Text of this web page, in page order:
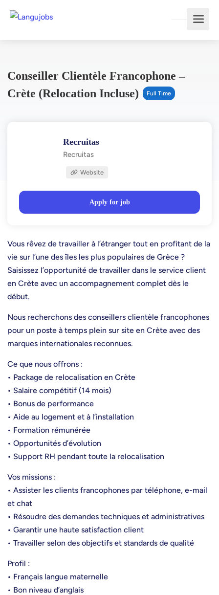
Conseiller Clientèle Francophone –
Crète (relocation Incluse)
Full Time
Recruitas
Recruitas
Website
Apply for job
Vous rêvez de travailler à l’étranger tout en profitant de la
vie sur l’une des îles les plus populaires de Grèce ?
Saisissez l’opportunité de travailler dans le service client
en Crète avec un accompagnement complet dès le
début.
Nous recherchons des conseillers clientèle francophones
pour un poste à temps plein sur site en Crète avec des
marques internationales reconnues.
Ce que nous offrons :
• Package de relocalisation en Crète
• Salaire compétitif (14 mois)
• Bonus de performance
• Aide au logement et à l’installation
• Formation rémunérée
• Opportunités d’évolution
• Support RH pendant toute la relocalisation
Vos missions :
• Assister les clients francophones par téléphone, e-mail
et chat
• Résoudre des demandes techniques et administratives
• Garantir une haute satisfaction client
• Travailler selon des objectifs et standards de qualité
Profil :
• Français langue maternelle
• Bon niveau d’anglais